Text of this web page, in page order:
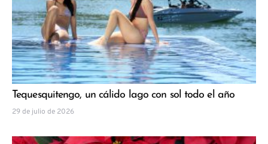
Tequesquitengo, un cálido lago con sol todo el año
29 de julio de 2026